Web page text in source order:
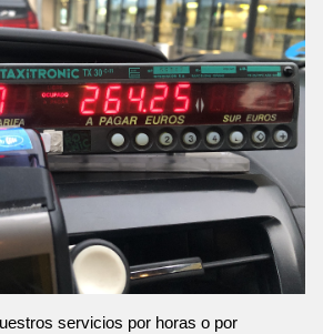
servicios por horas o por